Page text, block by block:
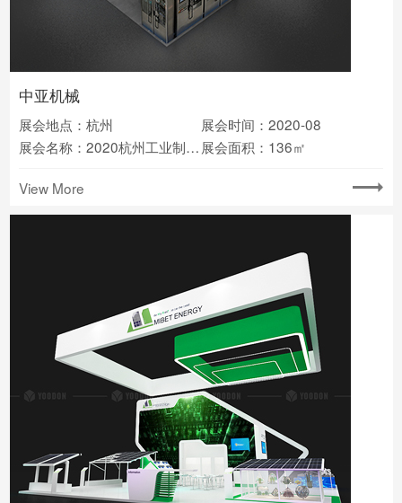
中亚机械
展会地点：杭州
展会时间：2020-08
展会名称：2020杭州工业制造业博览会 展会面积：136㎡
View More